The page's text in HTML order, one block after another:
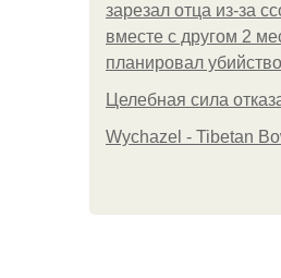
зарезал отца из-за
вместе с другом 2
планировал
Целебная сила
Wychazel - Tibetan